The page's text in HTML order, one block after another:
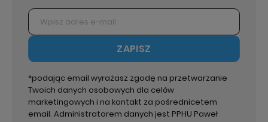
ZAPISZ
*podając email wyrażasz zgodę na przetwarzanie
Twoich danych osobowych dla celów
marketingowych i na kontakt za pośrednicetem
email. Administratorem danych jest PPHU Paweł